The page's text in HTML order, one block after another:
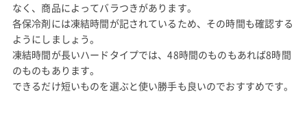
なく、商品によってバラつきがあります。
各保冷剤には凍結時間が記されているため、その時間も確認する
ようにしましょう。
凍結時間が長いハードタイプでは、48時間のものもあれば8時間
のものもあります。
できるだけ短いものを選ぶと使い勝手も良いのでおすすめです。